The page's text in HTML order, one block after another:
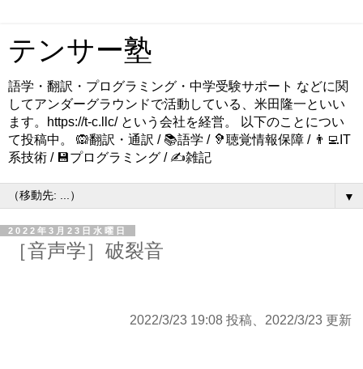
テンサー塾
語学・翻訳・プログラミング・中学受験サポート などに関
してアンダーグラウンドで活動している、米田隆一といい
ます。https://t-c.llc/ という会社を経営。 以下のことについ
て投稿中。 🙉翻訳・通訳 / 📚語学 / 🦻聴覚情報保障 / 👨‍💻IT
系技術 / 💾プログラミング / ✍️雑記
▼
2022年3月23日水曜日
［音声学］破裂音
2022/3/23 19:08 投稿、2022/3/23 更新